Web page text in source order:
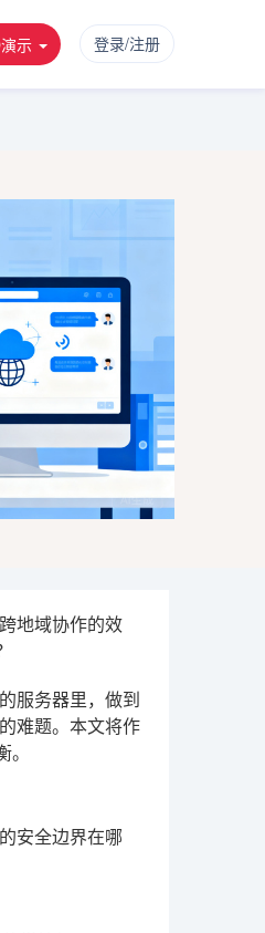
示 登录/注册
地域协作的效
服务器里，做到
难题。本文将作
。
安全边界在哪